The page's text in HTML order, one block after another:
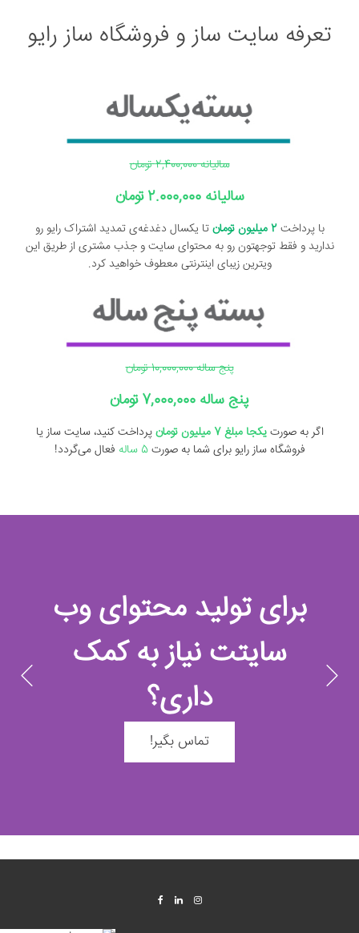
تعرفه سایت ساز و فروشگاه ساز رایو
سالیانه 2,400,000 تومان
سالیانه 2.000,000 تومان
با پرداخت2 میلیون تومان
تا یکسال دغدغه‌ی تمدید اشتراک رایو رو
ندارید و فقط توجهتون رو به محتوای سایت و جذب مشتری از طریق این
ویترین زیبای اینترنتی معطوف خواهید کرد.
پنج ساله 10,000,000 تومان
پنج ساله 7,000,000 تومان
اگر به صورتیکجا مبلغ 7 میلیون تومان
پرداخت کنید، سایت ساز یا
فروشگاه ساز رایو برای شما به صورت5 ساله فعال می‌گردد!
برای تولید محتوای وب
سایتت نیاز به کمک
داری؟
تماس بگیر!